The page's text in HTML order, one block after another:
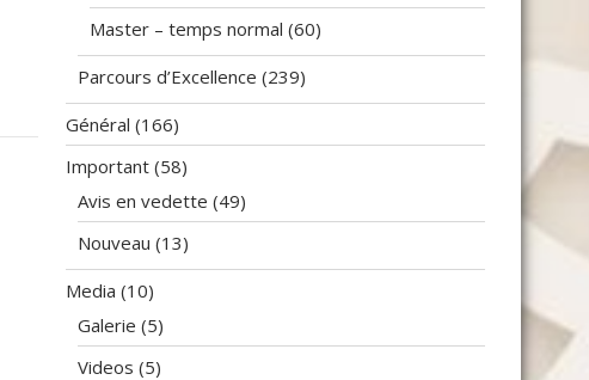
Master – temps normal (60)
Parcours d’Excellence (239)
Général (166)
Important (58)
Avis en vedette (49)
Nouveau (13)
Media (10)
Galerie (5)
Videos (5)